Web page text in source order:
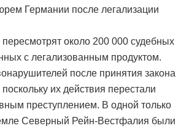
Германии после легализации
пересмотрят около 200 000 судебных
с легализованным продуктом.
после принятия закона
их действия перестали
преступлением. В одной только
Северный Рейн-Вестфалия были